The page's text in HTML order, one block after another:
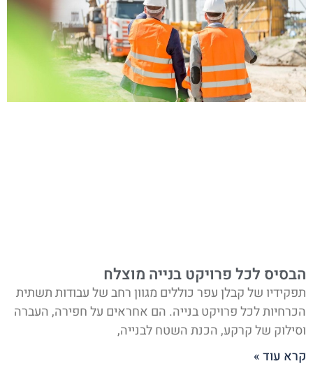
הבסיס לכל פרויקט בנייה מוצלח
תפקידיו של קבלן עפר כוללים מגוון רחב של עבודות תשתית
הכרחיות לכל פרויקט בנייה. הם אחראים על חפירה, העברה
וסילוק של קרקע, הכנת השטח לבנייה,
קרא עוד »